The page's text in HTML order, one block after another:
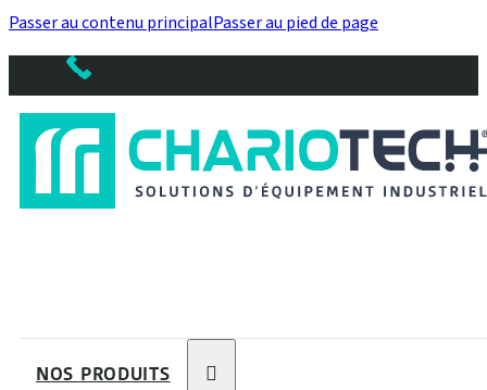
Passer au contenu principalPasser au pied de page
NOS PRODUITS